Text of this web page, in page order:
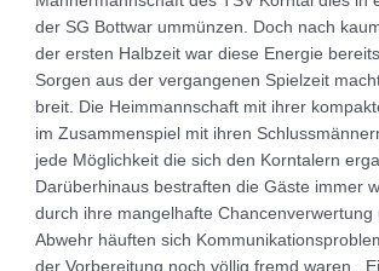
der SG Bottwar ummünzen. Doch nach
der ersten Halbzeit war diese Energie
Sorgen aus der vergangenen Spielzeit
breit. Die Heimmannschaft mit ihrer
im Zusammenspiel mit ihren
jede Möglichkeit die sich den Korntalern
Darüberhinaus bestraften die Gäste immer
durch ihre mangelhafte Chancenverwertung
Abwehr häuften sich
der Vorbereitung noch völlig fremd waren.